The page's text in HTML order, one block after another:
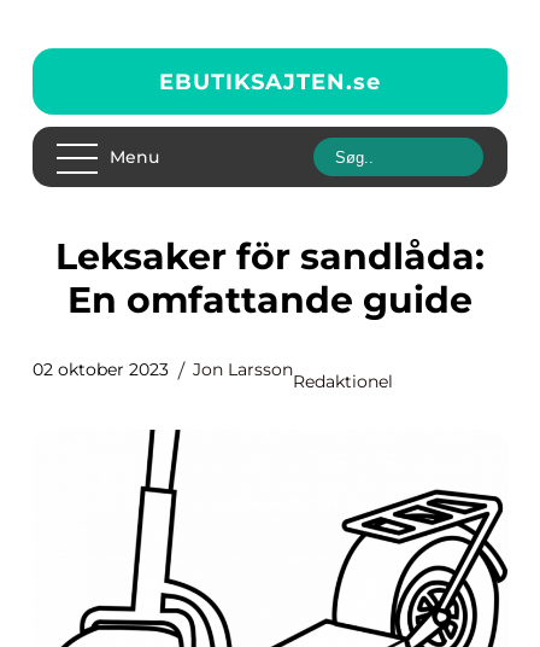
EBUTIKSAJTEN.se
Menu
Leksaker för sandlåda:
En omfattande guide
02 oktober 2023 Jon Larsson
Redaktionel